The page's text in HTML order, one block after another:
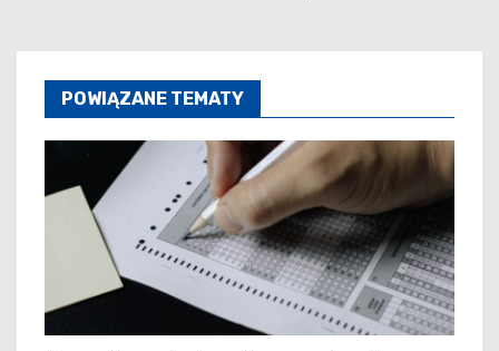
POWIĄZANE TEMATY